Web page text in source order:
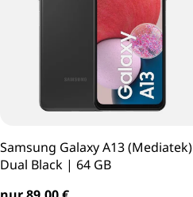
Samsung Galaxy A13 (Mediatek)
Dual Black | 64 GB